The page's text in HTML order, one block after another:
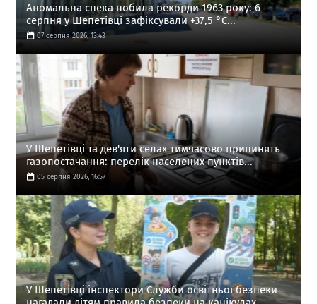
Аномальна спека побила рекорди 1963 року: 6
серпня у Шепетівці зафіксували +37,5 °C...
07 серпня 2026, 13:43
У Шепетівці та дев'яти селах тимчасово припинять
газопостачання: перелік населених пунктів...
05 серпня 2026, 16:57
У Шепетівці інспектори Служби освітньої безпеки